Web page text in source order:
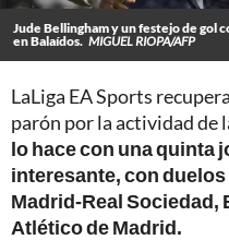
Jude Bellingham y un festejo de gol
en Balaídos. MIGUEL RIOPA/AFP
LaLiga EA Sports
parón por la actividad de
lo hace con una quinta
interesante, con
Madrid-Real Sociedad,
Atlético de Madrid.